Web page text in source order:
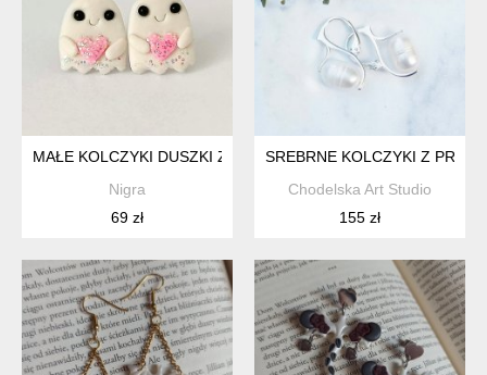
MAŁE KOLCZYKI DUSZKI Z SERDUSZKAMI NA SZTYFTACH
Nigra
69 zł
SREBRNE KOLCZYKI Z
Chodelska Art Studio
155 zł